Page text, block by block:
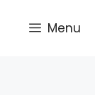
Menu